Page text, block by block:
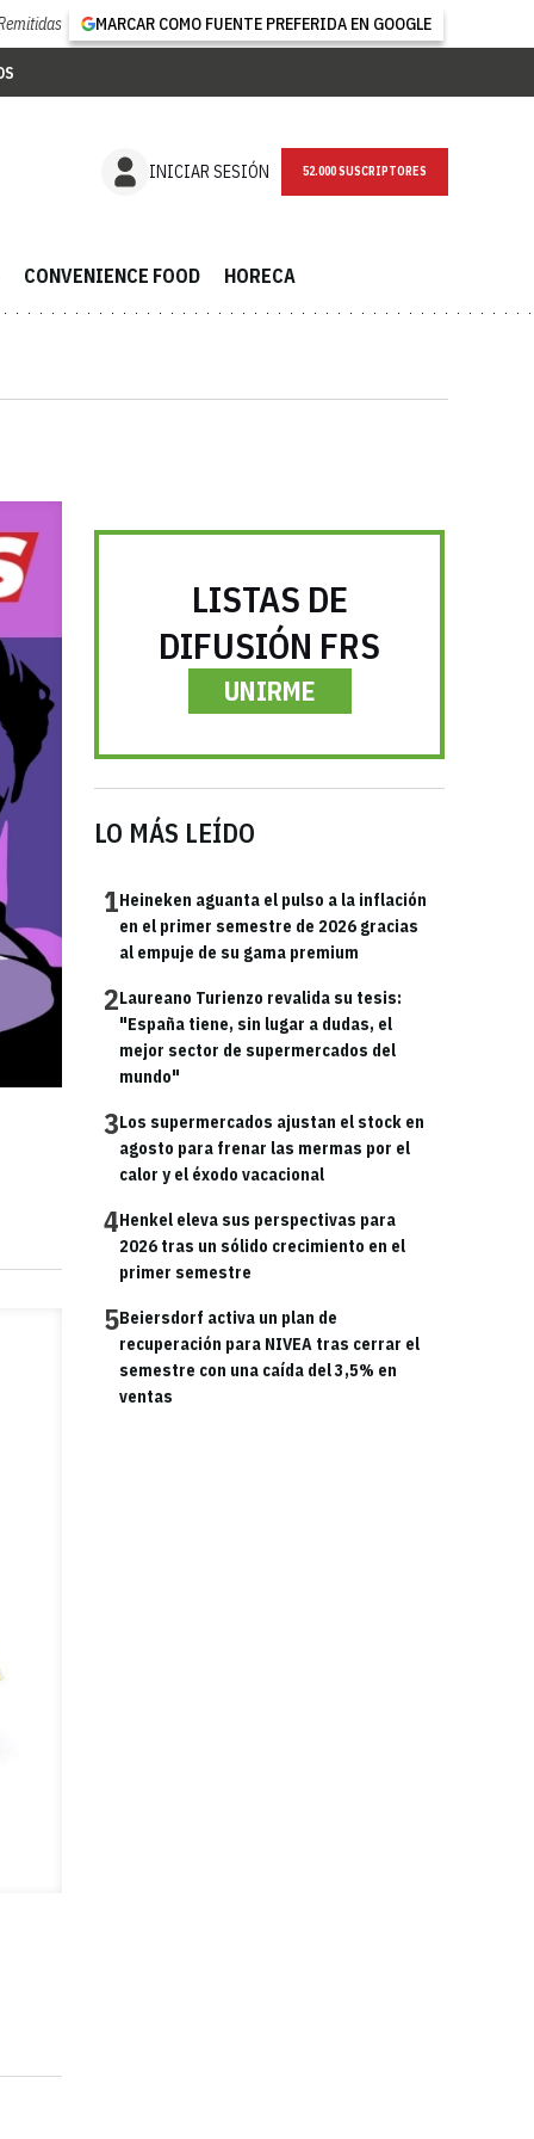
MARCAR COMO FUENTE PREFERIDA EN GOOGLE
INICIAR SESIÓN NEWSLETTER
CONVENIENCE FOOD HORECA
LISTAS DE
DIFUSIÓN FRS
UNIRME
LO MÁS LEÍDO
1Heineken aguanta el pulso a la inflación
en el primer semestre de 2026 gracias
al empuje de su gama premium
2Laureano Turienzo revalida su tesis:
"España tiene, sin lugar a dudas, el
mejor sector de supermercados del
mundo"
3Los supermercados ajustan el stock en
agosto para frenar las mermas por el
calor y el éxodo vacacional
4Henkel eleva sus perspectivas para
2026 tras un sólido crecimiento en el
primer semestre
5Beiersdorf activa un plan de
recuperación para NIVEA tras cerrar el
semestre con una caída del 3,5% en
ventas